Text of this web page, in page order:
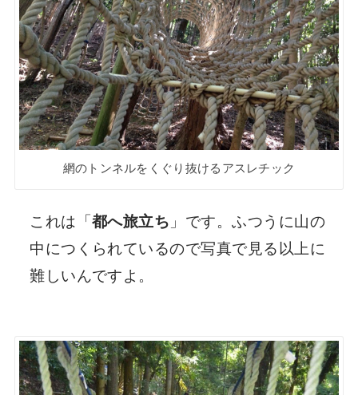
網のトンネルをくぐり抜けるアスレチック
これは「 都へ旅立ち 」です。ふつうに山の
中につくられているので写真で見る以上に
難しいんですよ。